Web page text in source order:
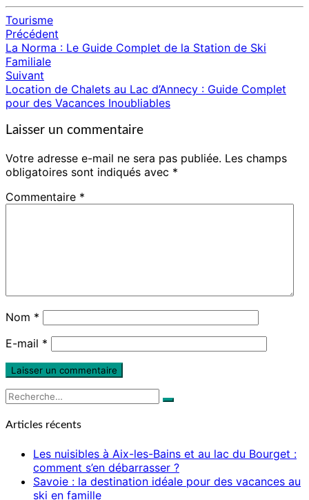
Tourisme
Navigation
d'article
Précédent
La Norma : Le Guide Complet de la Station de Ski
Familiale
Suivant
Location de Chalets au Lac d’Annecy : Guide Complet
pour des Vacances Inoubliables
Laisser un commentaire
Votre adresse e-mail ne sera pas publiée. Les champs
obligatoires sont indiqués avec *
Commentaire *
Nom *
E-mail *
Rechercher :
Recherche
Articles récents
Les nuisibles à Aix-les-Bains et au lac du Bourget :
comment s’en débarrasser ?
Savoie : la destination idéale pour des vacances au
ski en famille